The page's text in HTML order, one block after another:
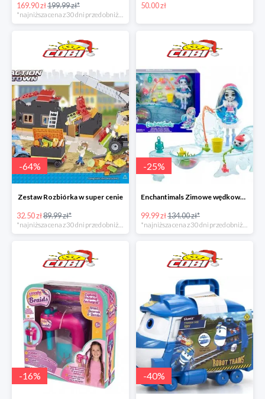
169.90 zł199.99 zł*
*najniższa cena z 30 dni przed obniżką
50.00 zł
-64%
Zestaw Rozbiórka w super cenie
32.50 zł89.99 zł*
-25%
Enchantimals Zimowe wędkowanie w super cenie
99.99 zł134.00 zł*
-16% -40%